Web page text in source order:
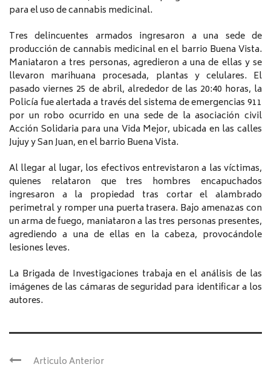
para el uso de cannabis medicinal.
Tres delincuentes armados ingresaron a una sede de
producción de cannabis medicinal en el barrio Buena Vista.
Maniataron a tres personas, agredieron a una de ellas y se
llevaron marihuana procesada, plantas y celulares. El
pasado viernes 25 de abril, alrededor de las 20:40 horas, la
Policía fue alertada a través del sistema de emergencias 911
por un robo ocurrido en una sede de la asociación civil
Acción Solidaria para una Vida Mejor, ubicada en las calles
Jujuy y San Juan, en el barrio Buena Vista.
Al llegar al lugar, los efectivos entrevistaron a las víctimas,
quienes relataron que tres hombres encapuchados
ingresaron a la propiedad tras cortar el alambrado
perimetral y romper una puerta trasera. Bajo amenazas con
un arma de fuego, maniataron a las tres personas presentes,
agrediendo a una de ellas en la cabeza, provocándole
lesiones leves.
La Brigada de Investigaciones trabaja en el análisis de las
imágenes de las cámaras de seguridad para identificar a los
autores.
Articulo Anterior